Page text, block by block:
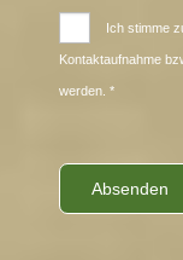
Ich stimme
Kontaktaufnahme
werden. *